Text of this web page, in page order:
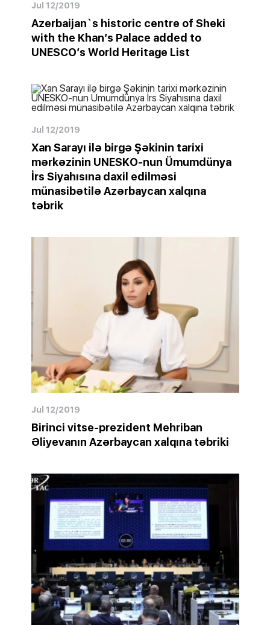
Jul 12/2019
Azerbaijan`s historic centre of Sheki
with the Khan’s Palace added to
UNESCO’s World Heritage List
Jul 12/2019
Xan Sarayı ilə birgə Şəkinin tarixi
mərkəzinin UNESKO-nun Ümumdünya
İrs Siyahısına daxil edilməsi
münasibətilə Azərbaycan xalqına
təbrik
Jul 12/2019
Birinci vitse-prezident Mehriban
Əliyevanın Azərbaycan xalqına təbriki